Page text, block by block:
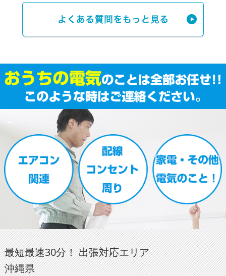
最短最速30分！ 出張対応エリア
沖縄県